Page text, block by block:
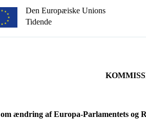
Den Europæiske Unions
Tidende
om ændring af Europa-Parlamentets og